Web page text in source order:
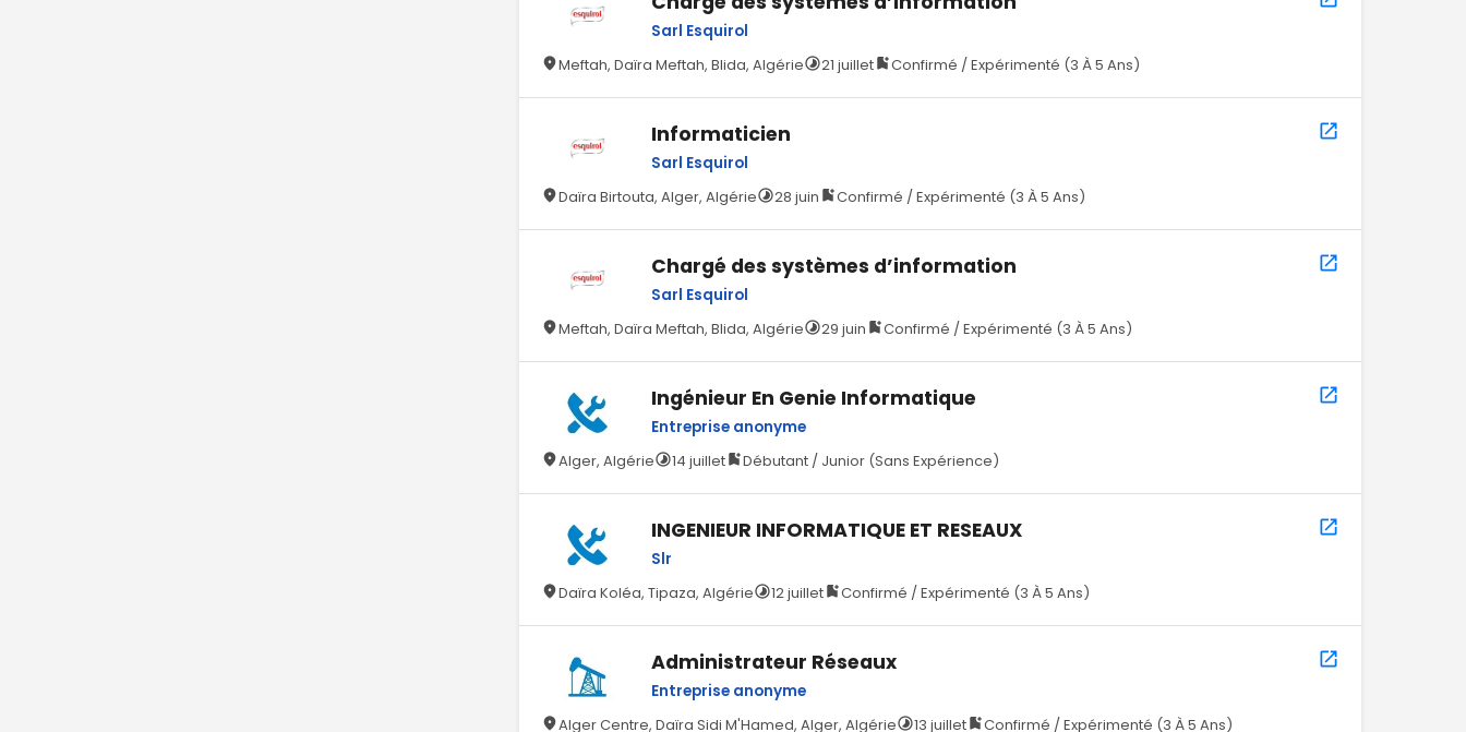
Sarl Esquirol
Meftah, Daïra Meftah, Blida, Algérie
21 juillet Confirmé / Expérimenté (3 À 5 Ans)
Informaticien
Sarl Esquirol
Daïra Birtouta, Alger, Algérie
28 juin Confirmé / Expérimenté (3 À 5 Ans)
Chargé des systèmes d’information
Sarl Esquirol
Meftah, Daïra Meftah, Blida, Algérie
29 juin Confirmé / Expérimenté (3 À 5 Ans)
Ingénieur En Genie Informatique
Entreprise anonyme
Alger, Algérie
14 juillet Débutant / Junior (Sans Expérience)
INGENIEUR INFORMATIQUE ET RESEAUX
Slr
Daïra Koléa, Tipaza, Algérie
12 juillet Confirmé / Expérimenté (3 À 5 Ans)
Administrateur Réseaux
Entreprise anonyme
Alger Centre, Daïra Sidi M'Hamed, Alger, Algérie
13 juillet Confirmé / Expérimenté (3 À 5 Ans)